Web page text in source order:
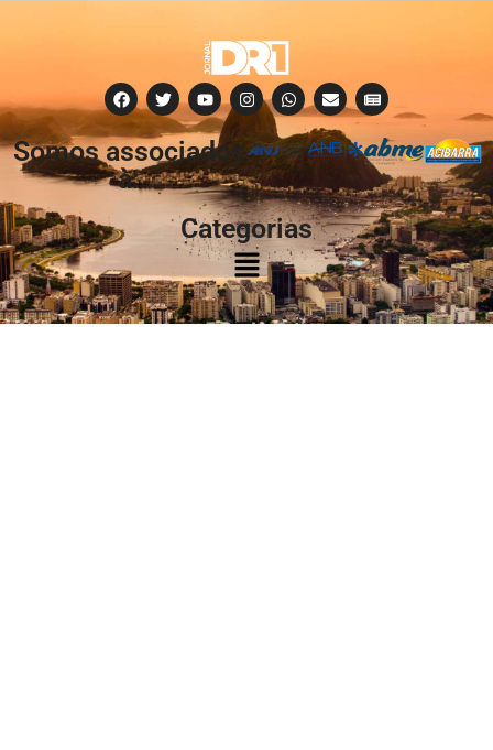
Somos associados
à:
Categorias